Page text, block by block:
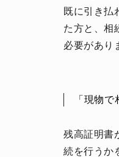
既に引き払
た方と、相
必要があり
「現物
残高証明書
続を行うか